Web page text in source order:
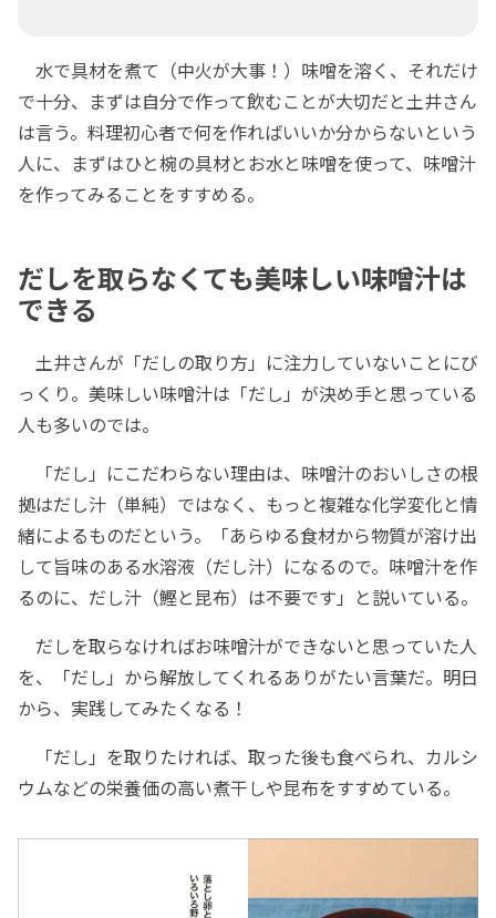
水で具材を煮て（中火が大事！）味噌を溶く、それだけ
で十分、まずは自分で作って飲むことが大切だと土井さん
は言う。料理初心者で何を作ればいいか分からないという
人に、まずはひと椀の具材とお水と味噌を使って、味噌汁
を作ってみることをすすめる。
だしを取らなくても美味しい味噌汁は
できる
土井さんが「だしの取り方」に注力していないことにび
っくり。美味しい味噌汁は「だし」が決め手と思っている
人も多いのでは。
「だし」にこだわらない理由は、味噌汁のおいしさの根
拠はだし汁（単純）ではなく、もっと複雑な化学変化と情
緒によるものだという。「あらゆる食材から物質が溶け出
して旨味のある水溶液（だし汁）になるので。味噌汁を作
るのに、だし汁（鰹と昆布）は不要です」と説いている。
だしを取らなければお味噌汁ができないと思っていた人
を、「だし」から解放してくれるありがたい言葉だ。明日
から、実践してみたくなる！
「だし」を取りたければ、取った後も食べられ、カルシ
ウムなどの栄養価の高い煮干しや昆布をすすめている。